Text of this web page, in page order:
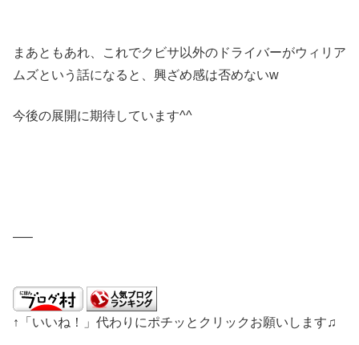
まあともあれ、これでクビサ以外のドライバーがウィリア
ムズという話になると、興ざめ感は否めないw
今後の展開に期待しています^^
—–
↑「いいね！」代わりにポチッとクリックお願いします♫